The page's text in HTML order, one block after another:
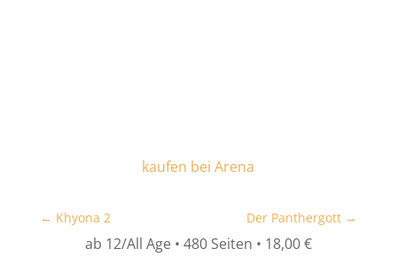
kaufen bei Arena
← Khyona 2 Der Panthergott →
ab 12/All Age • 480 Seiten • 18,00 €